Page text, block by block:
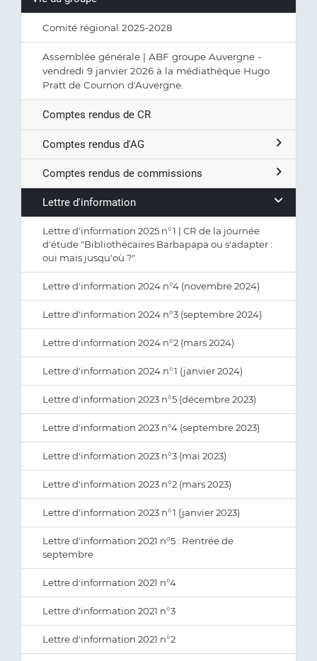
Comité régional 2025-2028
Assemblée générale | ABF groupe Auvergne -
vendredi 9 janvier 2026 à la médiathèque Hugo
Pratt de Cournon d'Auvergne.
Comptes rendus de CR
Comptes rendus d'AG
Comptes rendus de commissions
Lettre d'information
Lettre d'information 2025 n°1 | CR de la journée
d'étude "Bibliothécaires Barbapapa ou s'adapter :
oui mais jusqu'où ?"
Lettre d'information 2024 n°4 (novembre 2024)
Lettre d'information 2024 n°3 (septembre 2024)
Lettre d'information 2024 n°2 (mars 2024)
Lettre d'information 2024 n°1 (janvier 2024)
Lettre d'information 2023 n°5 (décembre 2023)
Lettre d'information 2023 n°4 (septembre 2023)
Lettre d'information 2023 n°3 (mai 2023)
Lettre d'information 2023 n°2 (mars 2023)
Lettre d'information 2023 n°1 (janvier 2023)
Lettre d'information 2021 n°5 : Rentrée de
septembre
Lettre d'information 2021 n°4
Lettre d'information 2021 n°3
Lettre d'information 2021 n°2